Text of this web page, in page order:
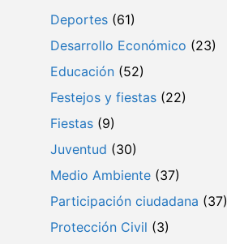
Deportes (61)
Desarrollo Económico (23)
Educación (52)
Festejos y fiestas (22)
Fiestas (9)
Juventud (30)
Medio Ambiente (37)
Participación ciudadana (37)
Protección Civil (3)